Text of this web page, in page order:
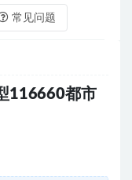
常见问题
116660都市